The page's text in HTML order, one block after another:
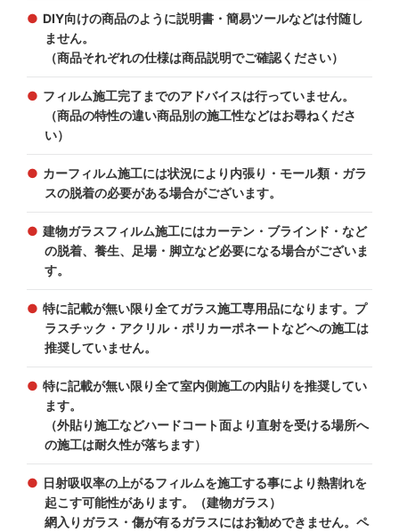
DIY向けの商品のように説明書・簡易ツールなどは付随し
ません。
（商品それぞれの仕様は商品説明でご確認ください）
フィルム施工完了までのアドバイスは行っていません。
（商品の特性の違い商品別の施工性などはお尋ねくださ
い）
カーフィルム施工には状況により内張り・モール類・ガラ
スの脱着の必要がある場合がございます。
建物ガラスフィルム施工にはカーテン・ブラインド・など
の脱着、養生、足場・脚立など必要になる場合がございま
す。
特に記載が無い限り全てガラス施工専用品になります。プ
ラスチック・アクリル・ポリカーポネートなどへの施工は
推奨していません。
特に記載が無い限り全て室内側施工の内貼りを推奨してい
ます。
（外貼り施工などハードコート面より直射を受ける場所へ
の施工は耐久性が落ちます）
日射吸収率の上がるフィルムを施工する事により熱割れを
起こす可能性があります。（建物ガラス）
網入りガラス・傷が有るガラスにはお勧めできません。ペ